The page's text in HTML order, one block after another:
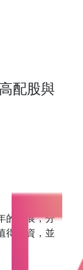
配股與
的發展，分
得投資，並